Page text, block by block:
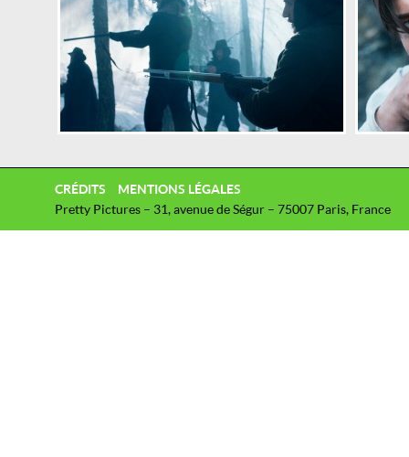
CRÉDITS
MENTIONS LÉGALES
Pretty Pictures – 31, avenue de Ségur – 75007 Paris, France